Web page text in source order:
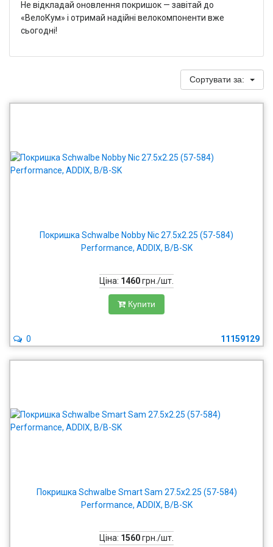
Не відкладай оновлення покришок — завітай до
«ВелоКум» і отримай надійні велокомпоненти вже
сьогодні!
Сортувати за:
Покришка Schwalbe Nobby Nic 27.5x2.25 (57-584)
Performance, ADDIX, B/B-SK
Ціна: 1460грн./шт.
Купити
11159129
0
Покришка Schwalbe Smart Sam 27.5x2.25 (57-584)
Performance, ADDIX, B/B-SK
Ціна: 1560грн./шт.